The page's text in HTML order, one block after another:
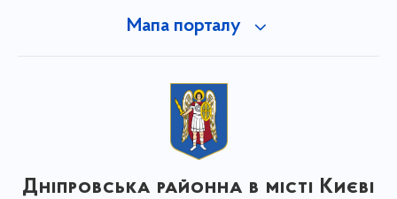
Мапа порталу
Дніпровська районна в місті Києві